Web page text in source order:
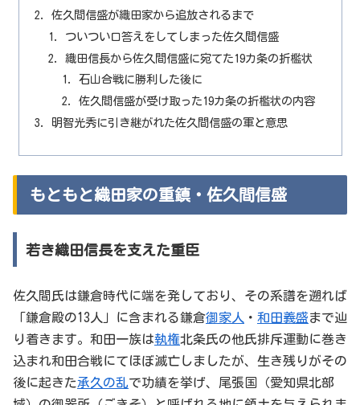
佐久間信盛が織田家から追放されるまで
ついつい口答えをしてしまった佐久間信盛
織田信長から佐久間信盛に宛てた19カ条の折檻状
石山合戦に勝利した後に
佐久間信盛が受け取った19カ条の折檻状の内容
明智光秀に引き継がれた佐久間信盛の軍と意思
もともと織田家の重鎮・佐久間信盛
若き織田信長を支えた重臣
佐久間氏は鎌倉時代に端を発しており、その系譜を遡れば
「鎌倉殿の13人」に含まれる鎌倉御家人 ・ 和田義盛まで辿
り着きます。和田一族は執権北条氏の他氏排斥運動に巻き
込まれ和田合戦にてほぼ滅亡しましたが、生き残りがその
後に起きた承久の乱で功績を挙げ、尾張国（愛知県北部